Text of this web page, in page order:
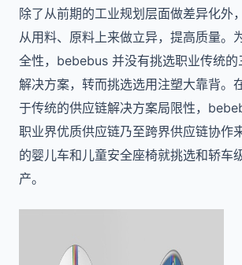
除了从前期的工业规划层面做差异化外
从用料、原料上来做立异，提高质量。
全性，bebebus 并没有挑选职业传统的
解决方案，转而挑选选用注塑大靠背。
于传统的供应链解决方案局限性，
职业界优质供应链乃至跨界供应链协作
的婴儿车和儿童安全座椅就挑选和轿车
产。